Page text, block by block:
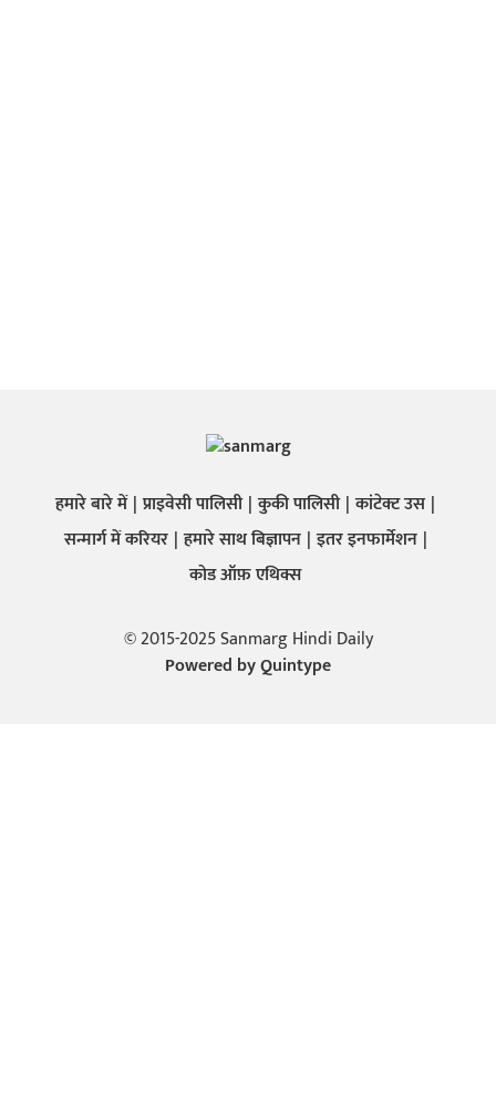
हमारे बारे में प्राइवेसी पालिसी कुकी पालिसी कांटेक्ट उस
सन्मार्ग में करियर हमारे साथ बिज्ञापन इतर इनफार्मेशन
कोड ऑफ़ एथिक्स
© 2015-2025 Sanmarg Hindi Daily
Powered byQuintype